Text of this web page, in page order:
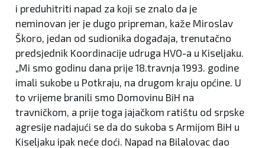
i preduhitriti napad za koji se znalo da je
neminovan jer je dugo pripreman, kaže Miroslav
Škoro, jedan od sudionika događaja, trenutačno
predsjednik Koordinacije udruga HVO-a u Kiseljaku.
„Mi smo godinu dana prije 18.travnja 1993. godine
imali sukobe u Potkraju, na drugom kraju općine. U
to vrijeme branili smo Domovinu BiH na
travničkom, a prije toga jajačkom ratištu od srpske
agresije nadajući se da do sukoba s Armijom BiH u
Kiseljaku ipak neće doći. Napad na Bilalovac dao